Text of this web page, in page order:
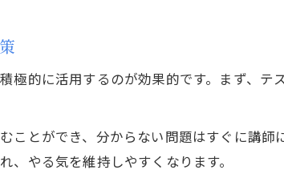
極的に活用するのが効果的です。まず、
ことができ、分からない問題はすぐに講
やる気を維持しやすくなります。